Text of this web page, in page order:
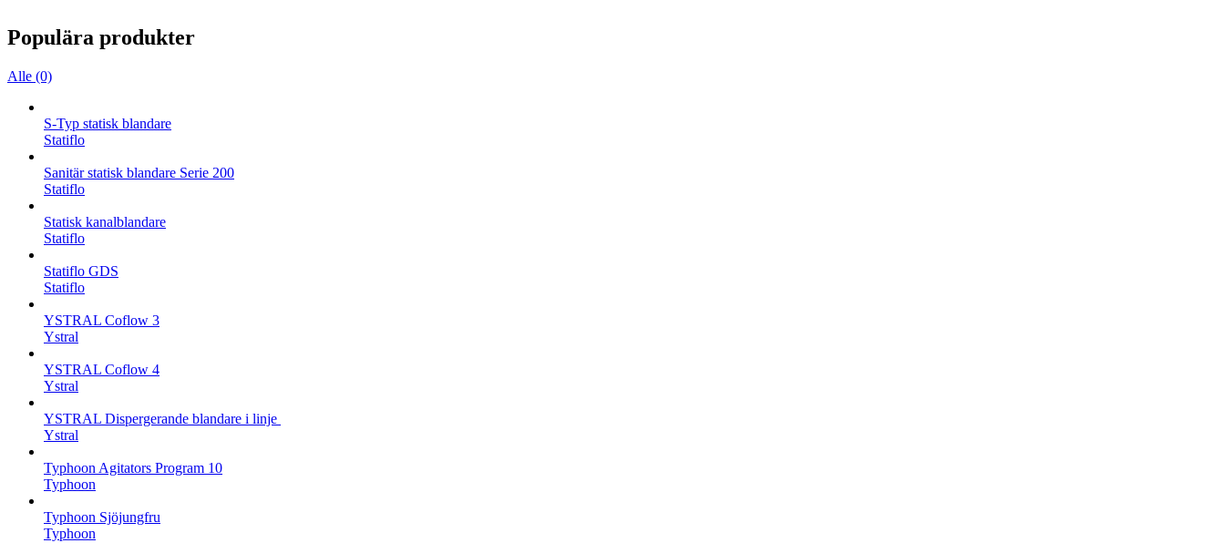
Populära produkter
Alle (0)
S-Typ statisk blandare
Statiflo
Sanitär statisk blandare Serie 200
Statiflo
Statisk kanalblandare
Statiflo
Statiflo GDS
Statiflo
YSTRAL Coflow 3
Ystral
YSTRAL Coflow 4
Ystral
YSTRAL Dispergerande blandare i linje ‍‍
Ystral
Typhoon Agitators Program 10
Typhoon
Typhoon Sjöjungfru
Typhoon